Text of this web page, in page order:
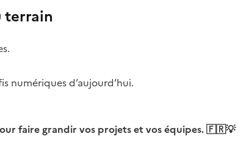
terrain
numériques d’aujourd’hui.
faire grandir vos projets et vos équipes. 🇫🇷💡